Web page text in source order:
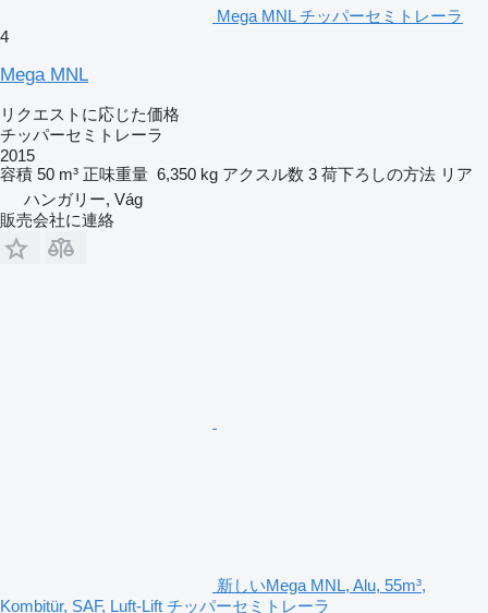
Mega MNL チッパーセミトレーラ
4
Mega MNL
リクエストに応じた価格
チッパーセミトレーラ
2015
容積 50 m³ 正味重量 6,350 kg アクスル数 3 荷下ろしの方法 リア
ハンガリー, Vág
販売会社に連絡
新しいMega MNL, Alu, 55m³,
Kombitür, SAF, Luft-Lift チッパーセミトレーラ